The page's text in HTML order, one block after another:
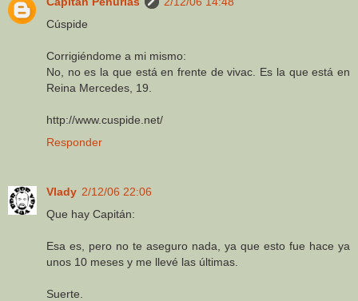
Cúspide
Corrigiéndome a mi mismo:
No, no es la que está en frente de vivac. Es la que está en
Reina Mercedes, 19.
http://www.cuspide.net/
Responder
Vlady 2/12/06 22:06
Que hay Capitán:
Esa es, pero no te aseguro nada, ya que esto fue hace ya
unos 10 meses y me llevé las últimas.
Suerte.